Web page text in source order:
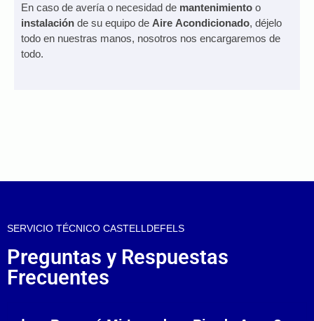
En caso de avería o necesidad de mantenimiento o
instalación de su equipo de Aire Acondicionado, déjelo
todo en nuestras manos, nosotros nos encargaremos de
todo.
SERVICIO TÉCNICO CASTELLDEFELS
Preguntas y Respuestas
Frecuentes